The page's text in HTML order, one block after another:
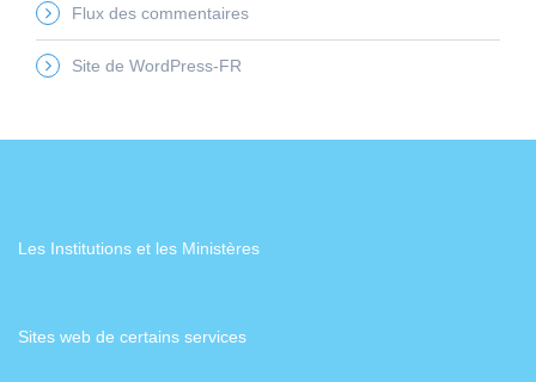
Flux des commentaires
Site de WordPress-FR
Les Institutions et les Ministères
Sites web de certains services